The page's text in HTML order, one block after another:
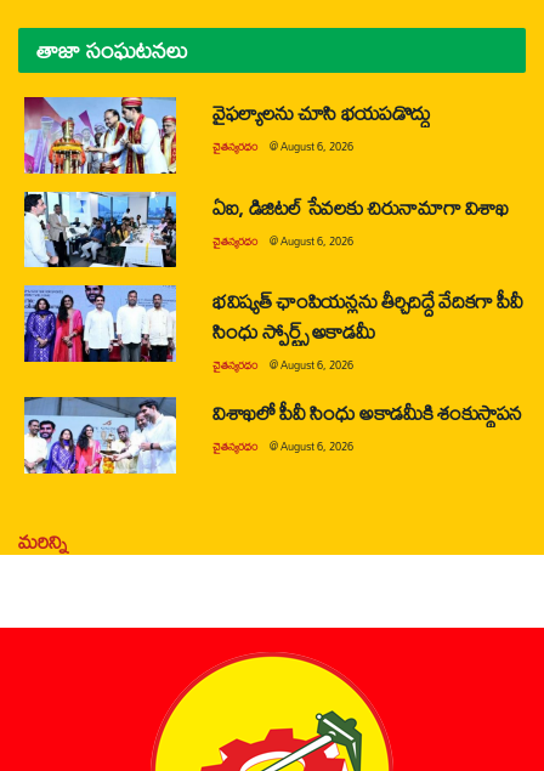
తాజా సంఘటనలు
వైఫల్యాలను చూసి భయపడొద్దు
చైతన్యరధం @August 6, 2026
ఏఐ, డిజిటల్ సేవలకు చిరునామాగా విశాఖ
చైతన్యరధం @August 6, 2026
భవిష్యత్ ఛాంపియన్లను తీర్చిదిద్దే వేదికగా పీవీ
సింధు స్పోర్ట్స్ అకాడమీ
చైతన్యరధం @August 6, 2026
విశాఖలో పీవీ సింధు అకాడమీకి శంకుస్థాపన
చైతన్యరధం @August 6, 2026
మరిన్ని